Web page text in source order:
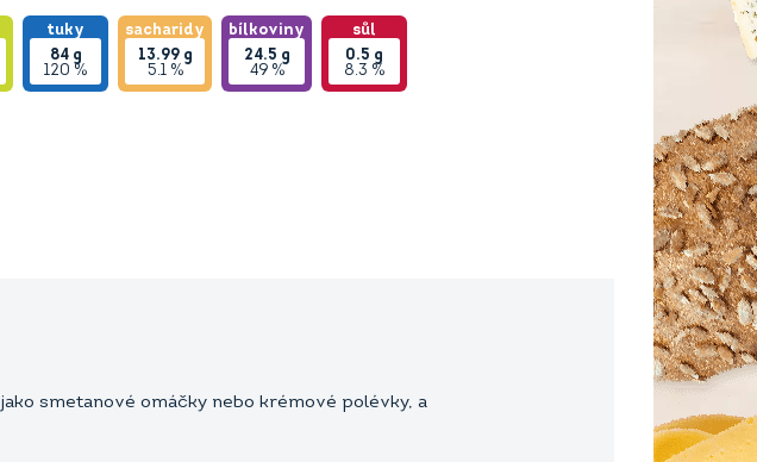
tuky
84 g
120 %
sacharidy
13.99 g
5.1 %
bílkoviny
24.5 g
49 %
sůl
0.5 g
8.3 %
jako smetanové omáčky nebo krémové polévky, a